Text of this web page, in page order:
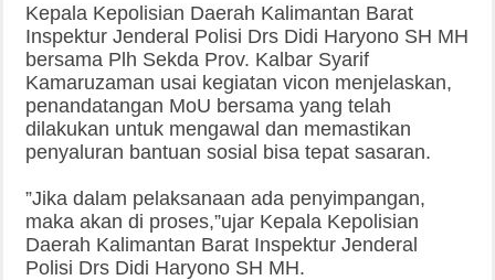
Kepala Kepolisian Daerah Kalimantan Barat
Inspektur Jenderal Polisi Drs Didi Haryono SH MH
bersama Plh Sekda Prov. Kalbar Syarif
Kamaruzaman usai kegiatan vicon menjelaskan,
penandatangan MoU bersama yang telah
dilakukan untuk mengawal dan memastikan
penyaluran bantuan sosial bisa tepat sasaran.
”Jika dalam pelaksanaan ada penyimpangan,
maka akan di proses,”ujar Kepala Kepolisian
Daerah Kalimantan Barat Inspektur Jenderal
Polisi Drs Didi Haryono SH MH.